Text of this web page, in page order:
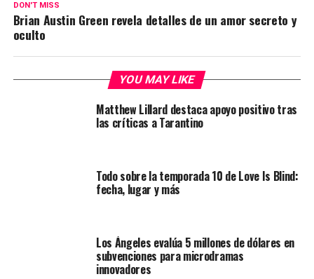
DON'T MISS
Brian Austin Green revela detalles de un amor secreto y
oculto
YOU MAY LIKE
Matthew Lillard destaca apoyo positivo tras
las críticas a Tarantino
Todo sobre la temporada 10 de Love Is Blind:
fecha, lugar y más
Los Ángeles evalúa 5 millones de dólares en
subvenciones para microdramas
innovadores